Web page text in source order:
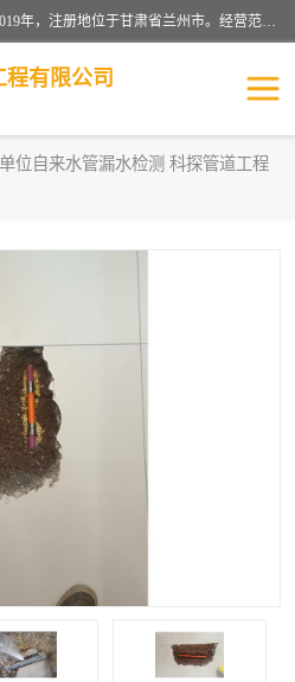
甘肃科探管道工程有限公司成立于2019年，注册地位于甘肃省兰州市。经营范围包括管道安装、清洗、疏通、维修、检测，防水工程，工程钻孔，化粪池清理，暖气安装，给排水管道安装维修，室内外管道如消防、供水、供热管道漏水检测定位，室内外防水堵漏等。
有限公司
位自来水管漏水检测 科探管道工程